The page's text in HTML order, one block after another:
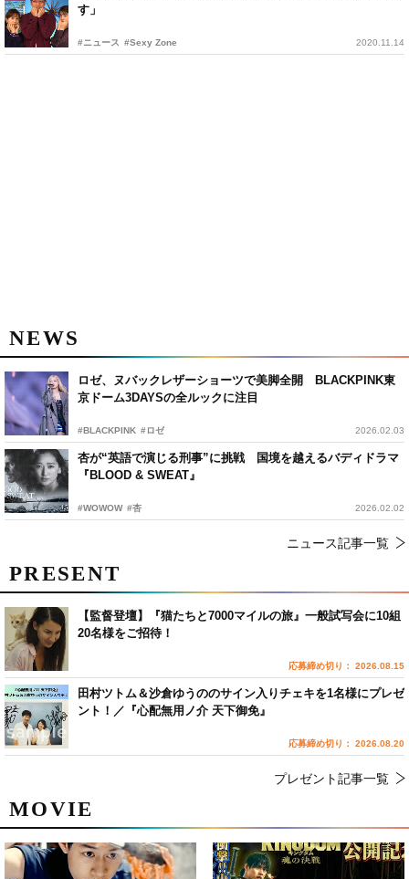
す」
#ニュース #Sexy Zone 2020.11.14
NEWS
ロゼ、ヌバックレザーショーツで美脚全開 BLACKPINK東
京ドーム3DAYSの全ルックに注目
#BLACKPINK #ロゼ 2026.02.03
杏が“英語で演じる刑事”に挑戦 国境を越えるバディドラマ
『BLOOD & SWEAT』
#WOWOW #杏 2026.02.02
ニュース記事一覧
MOVIE
PRESENT
【監督登壇】『猫たちと7000マイルの旅』一般試写会に10組
20名様をご招待！
応募締め切り： 2026.08.15
田村ツトム＆沙倉ゆうののサイン入りチェキを1名様にプレゼ
ント！／『心配無用ノ介 天下御免』
応募締め切り： 2026.08.20
プレゼント記事一覧